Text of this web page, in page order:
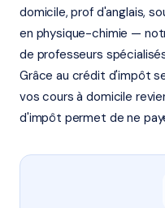
domicile, prof d'anglais,
en physique-chimie —
de professeurs
Grâce au crédit d'impôt
vos cours à domicile
d'impôt permet de ne